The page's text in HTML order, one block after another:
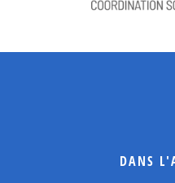
DANS